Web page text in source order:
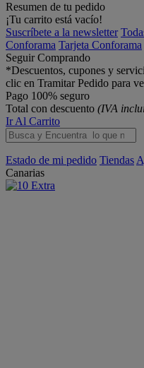
Resumen de tu pedido
¡Tu carrito está vacío!
Suscríbete a la newsletter
Conforama Tarjeta Conforama
Seguir Comprando
*Descuentos, cupones y
clic en Tramitar Pedido para
Pago 100% seguro
Total con descuento (IVA
Ir Al Carrito
Estado de mi pedido Tiendas
Canarias